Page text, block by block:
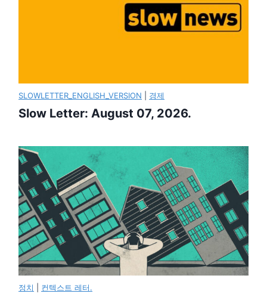
SLOWLETTER_ENGLISH_VERSION 경제
Slow Letter: August 07, 2026.
정치 컨텍스트 레터.